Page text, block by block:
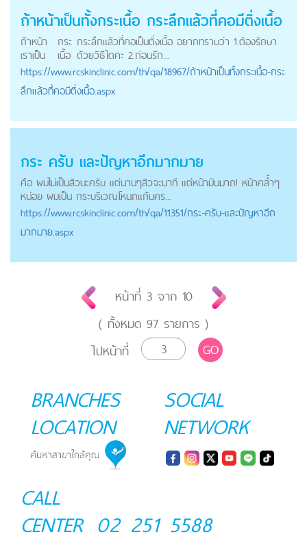
ถ้าหน้าเป็นทั้งกระเนื้อ กระลึกแล้วที่คอมีติ่งเนื้อ
ถ้าหน้า
เราเป็น
กระ
เนื้อ
กระลึกแล้วที่คอเป็นติ่งเนื้อ อยากทราบว่า 1.ต้องรักษา
ด้วยวิธีใดคะ 2.ก่อนรัก...
https://www.rcskinclinic.com/th/qa/18967/ถ้าหน้าเป็นทั้งกระเนื้อ-กระ
ลึกแล้วที่คอมีติ่งเนื้อ.aspx
กระ ครับ และปัญหาอีกมากมาย
คือ ผมไม่เป็นสิวนะครับ แต่นานๆสิวจะมาที แต่หน้้ามันมาก! หน้าคล้ำๆ
หน่อย ผมเป็น กระบริเวณโหนกแก้มคร...
https://www.rcskinclinic.com/th/qa/11351/กระ-ครับ-และปัญหาอีก
มากมาย.aspx
หน้าที่ 3จาก 10
( ทั้งหมด 97 รายการ )
ไปหน้าที่
GO
BRANCHES
LOCATION
SOCIAL
NETWORK
CALL
CENTER 02 251 5588